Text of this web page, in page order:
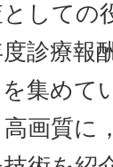
しての
度診療報
集めて
画質に